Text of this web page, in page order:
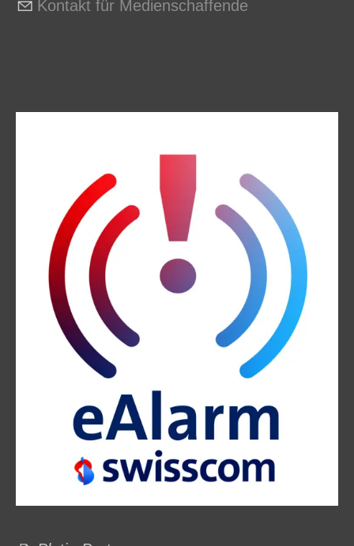
Kontakt für Medienschaffende